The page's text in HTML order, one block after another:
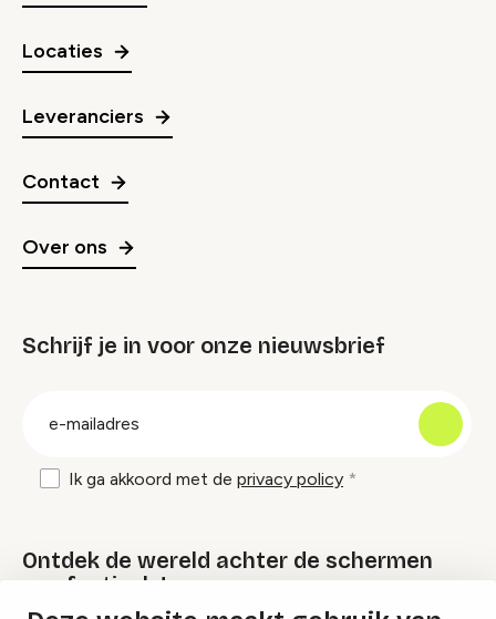
Locaties
Leveranciers
Contact
Over ons
Schrijf je in voor onze nieuwsbrief
Ik ga akkoord met de privacy policy
Ontdek de wereld achter de schermen
van festivals!